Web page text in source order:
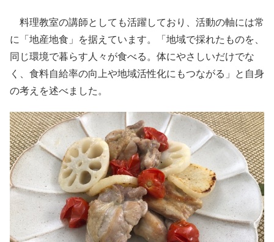
料理教室の講師としても活躍しており、活動の軸には常
に「地産地食」を据えています。「地域で採れたものを、
同じ環境で暮らす人々が食べる。体にやさしいだけでな
く、食料自給率の向上や地域活性化にもつながる」と自身
の考えを述べました。